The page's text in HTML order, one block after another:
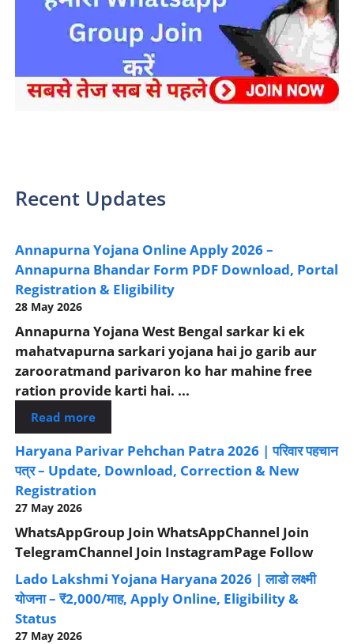
Recent Updates
Annapurna Yojana Online Apply 2026 –
Annapurna Bhandar Form PDF Download, Portal
Registration & Eligibility
28 May 2026
Annapurna Yojana West Bengal sarkar ki ek
mahatvapurna sarkari yojana hai jo garib aur
zarooratmand parivaron ko har mahine free
ration provide karti hai. ...
Read more
Haryana Parivar Pehchan Patra 2026 | परिवार पहचान
पत्र – Update, Download, Correction & New
Registration
27 May 2026
WhatsAppGroup Join WhatsAppChannel Join
TelegramChannel Join InstagramPage Follow
Lado Lakshmi Yojana Haryana 2026 | लाडो लक्ष्मी
योजना – ₹2,000/माह, Apply Online, Eligibility &
Status
27 May 2026